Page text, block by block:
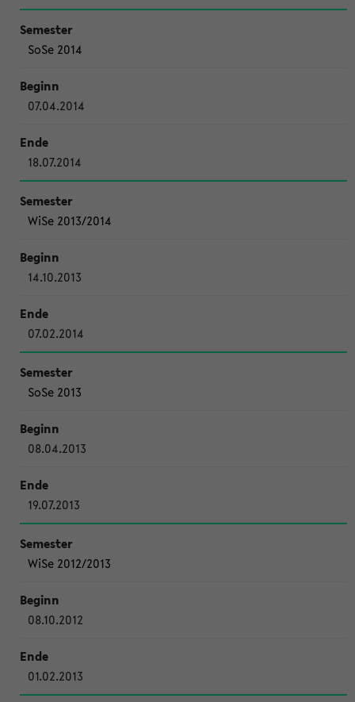
SoSe 2014
07.04.2014
18.07.2014
WiSe 2013/2014
14.10.2013
07.02.2014
SoSe 2013
08.04.2013
19.07.2013
WiSe 2012/2013
08.10.2012
01.02.2013